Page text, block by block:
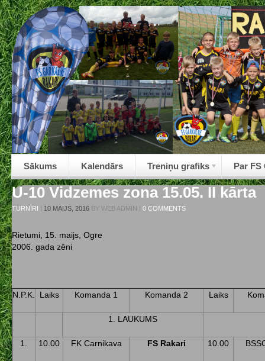
Sākums Kalendārs Treniņu grafiks Par FS
U-10 Vidzemes zona 15.05. II kārta
TURNĪRI | 10 MAIJS, 2016 BY WEB ADMIN | 0 COMMENTS
Rietumi, 15. maijs, Ogre
2006. gada zēni
N.P.K. Laiks Komanda 1 Komanda 2 Laiks
1. LAUKUMS
1. 10.00 FK Carnikava FS Rakari 10.00